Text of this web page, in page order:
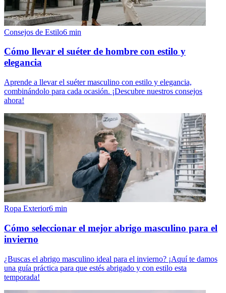
Consejos de Estilo6 min
Cómo llevar el suéter de hombre con estilo y
elegancia
Aprende a llevar el suéter masculino con estilo y elegancia,
combinándolo para cada ocasión. ¡Descubre nuestros consejos
ahora!
Ropa Exterior6 min
Cómo seleccionar el mejor abrigo masculino para el
invierno
¿Buscas el abrigo masculino ideal para el invierno? ¡Aquí te damos
una guía práctica para que estés abrigado y con estilo esta
temporada!